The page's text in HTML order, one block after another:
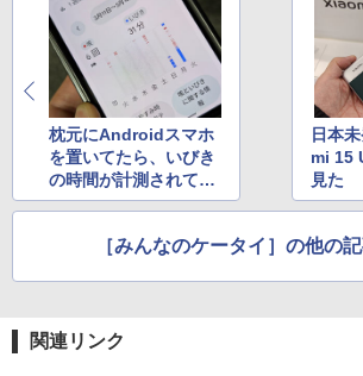
枕元にAndroidスマホ
を置いてたら、いびき
の時間が計測されてい
た
日本
mi 15
見た
［みんなのケータイ］の他の
関連リンク